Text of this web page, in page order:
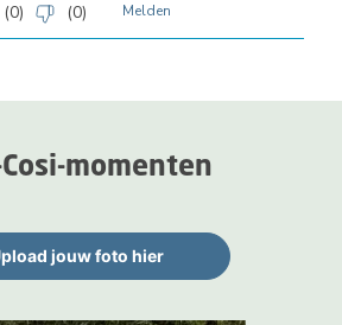
momenten
jouw foto hier
(0) (0) Melden